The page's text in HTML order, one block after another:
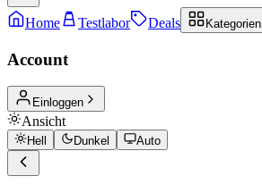
Home Testlabor Deals Kategorien
Account
Einloggen
Ansicht
Hell Dunkel Auto